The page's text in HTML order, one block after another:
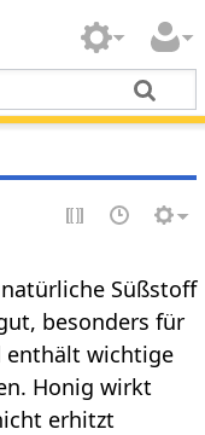
Süßstoff
besonders für
enthält wichtige
Honig wirkt
erhitzt